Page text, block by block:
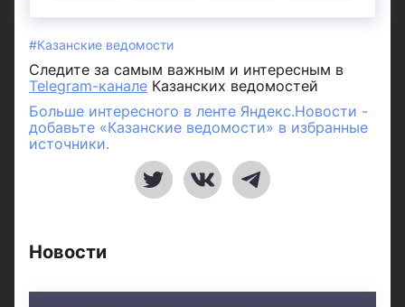
#Казанские ведомости
Следите за самым важным и интересным в
Telegram-канале Казанских ведомостей
Больше интересного в ленте Яндекс.Новости -
добавьте «Казанские ведомости» в избранные
источники.
Новости